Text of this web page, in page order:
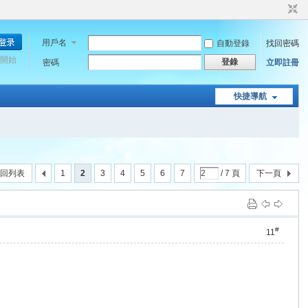
用戶名 自動登錄
找回密碼
密碼
登錄 立即註冊
始
快捷導航
1 2 3 4 5 6 7 / 7 頁 下一頁
列表
11#